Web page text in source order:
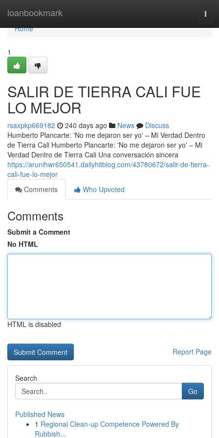
loanbookmark
Home
Home
1
SALIR DE TIERRA CALI FUE
LO MEJOR
rsaxpkp669182 240 days ago News
Discuss
Humberto Plancarte: 'No me dejaron ser yo' – Mi Verdad Dentro
de Tierra Cali Humberto Plancarte: 'No me dejaron ser yo' – Mi
Verdad Dentro de Tierra Cali Una conversación sincera
https://arunihwr650541.dailyhitblog.com/43780672/salir-de-tierra-
cali-fue-lo-mejor
Comments
Who Upvoted
Comments
Submit a Comment
No HTML
HTML is disabled
Report Page
Search
Go
Published News
1 Regional Clean-up Competence Powered By
Rubbish...